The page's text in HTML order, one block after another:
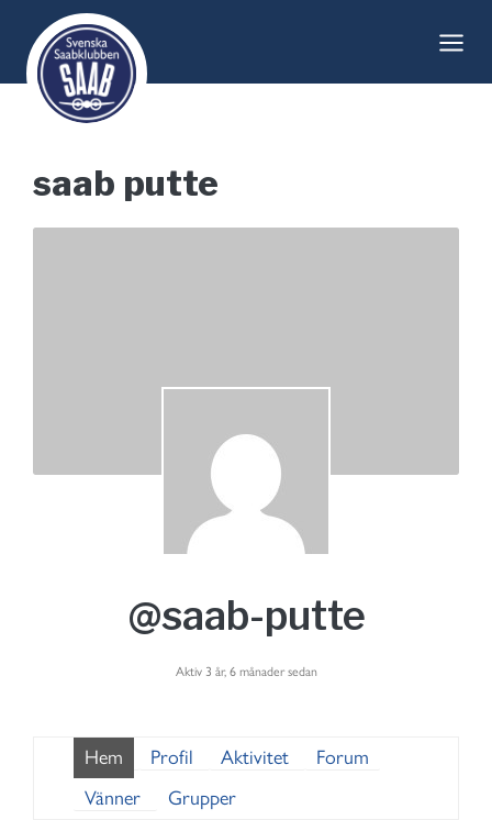
content
saab putte
@saab-putte
Aktiv 3 år, 6 månader sedan
Hem Profil Aktivitet
Forum
Vänner
Grupper